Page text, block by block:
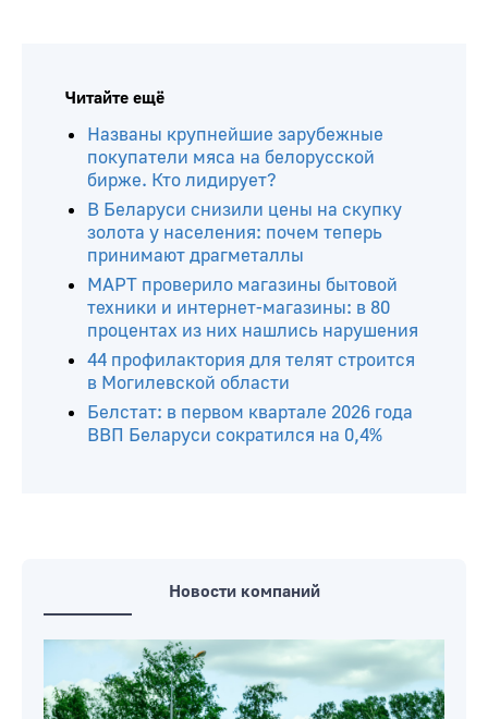
Читайте ещё
Названы крупнейшие зарубежные
покупатели мяса на белорусской
бирже. Кто лидирует?
В Беларуси снизили цены на скупку
золота у населения: почем теперь
принимают драгметаллы
МАРТ проверило магазины бытовой
техники и интернет-магазины: в 80
процентах из них нашлись нарушения
44 профилактория для телят строится
в Могилевской области
Белстат: в первом квартале 2026 года
ВВП Беларуси сократился на 0,4%
Новости компаний